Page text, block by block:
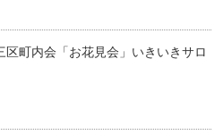
区町内会「お花見会」いきいきサロ